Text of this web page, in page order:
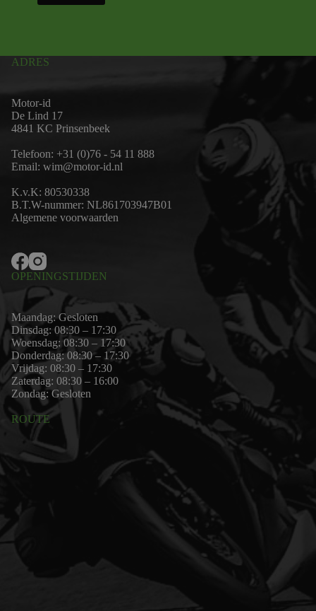
ADRES
Motor-id
De Lind 17
4841 KC Prinsenbeek
Telefoon: +31 (0)76 - 54 11 888
Email: wim@motor-id.nl
K.v.K: 80530338
B.T.W-nummer: NL861703947B01
Algemene voorwaarden
OPENINGSTIJDEN
Maandag: Gesloten
Dinsdag: 08:30 – 17:30
Woensdag: 08:30 – 17:30
Donderdag: 08:30 – 17:30
Vrijdag: 08:30 – 17:30
Zaterdag: 08:30 – 16:00
Zondag: Gesloten
ROUTE